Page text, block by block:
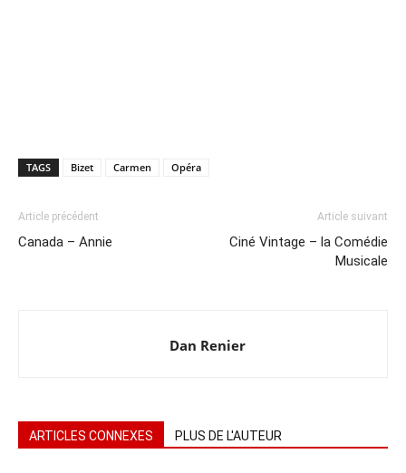
TAGS Bizet Carmen Opéra
Article précédent
Canada – Annie
Article suivant
Ciné Vintage – la Comédie
Musicale
Dan Renier
ARTICLES CONNEXES PLUS DE L'AUTEUR